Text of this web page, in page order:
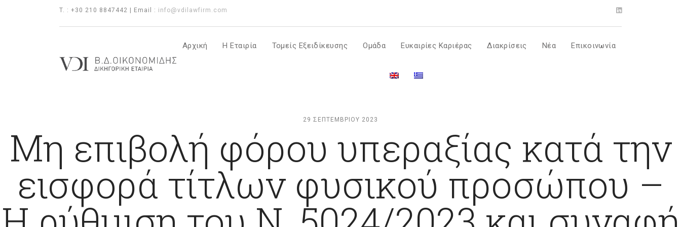
T. : +30 210 8847442 | Email : info@vdilawfirm.com
Αρχική Η Εταιρία Τομείς Εξειδίκευσης Ομάδα Ευκαιρίες Καριέρας Διακρίσεις Νέα Επικοινωνία
29 ΣΕΠΤΕΜΒΡΊΟΥ 2023
Μη επιβολή φόρου υπεραξίας κατά την
εισφορά τίτλων φυσικού προσώπου –